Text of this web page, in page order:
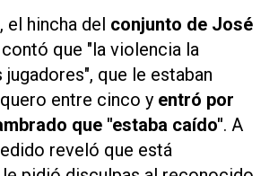
el hincha del conjunto de José
contó que "la violencia la
que le estaban
entre cinco y entró por
que "estaba caído". A
reveló que está